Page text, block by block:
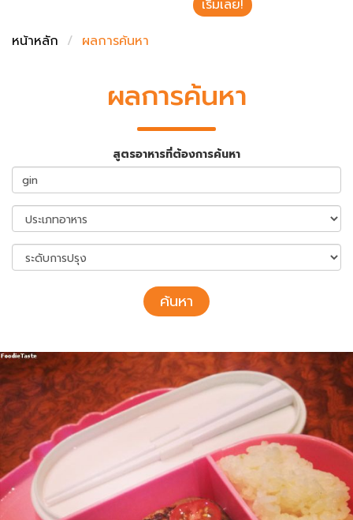
เริ่มเลย!
หน้าหลัก
ผลการค้นหา
ผลการค้นหา
สูตรอาหารที่ต้องการค้นหา
ค้นหา